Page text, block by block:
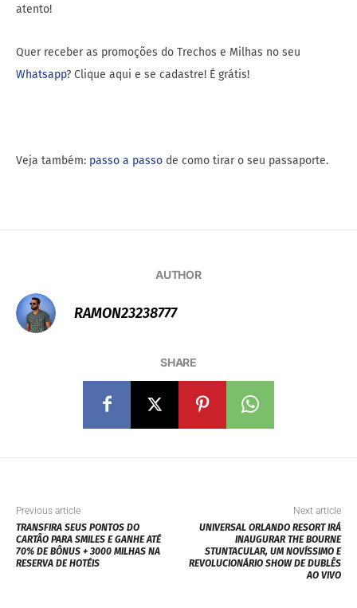
atento!
Quer receber as promoções do Trechos e Milhas no seu
Whatsapp? Clique aqui e se cadastre! É grátis!
Veja também: passo a passo de como tirar o seu passaporte.
AUTHOR
RAMON23238777
SHARE
Previous article
TRANSFIRA SEUS PONTOS DO
CARTÃO PARA SMILES E GANHE ATÉ
70% DE BÔNUS + 3000 MILHAS NA
RESERVA DE HOTÉIS
Next article
UNIVERSAL ORLANDO RESORT IRÁ
INAUGURAR THE BOURNE
STUNTACULAR, UM NOVÍSSIMO E
REVOLUCIONÁRIO SHOW DE DUBLÊS
AO VIVO